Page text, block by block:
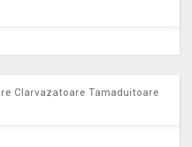
Clarvazatoare Tamaduitoare